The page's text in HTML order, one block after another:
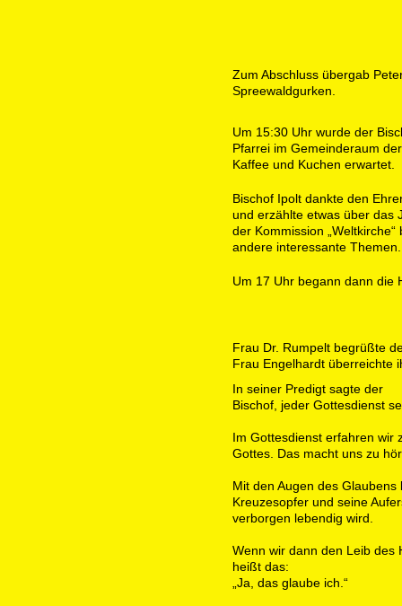
Zum Abschluss übergab
Spreewaldgurken.
Um 15:30 Uhr wurde der
Pfarrei im Gemeinderaum
Kaffee und Kuchen erwartet.
Bischof Ipolt dankte den
und erzählte etwas über das
der Kommission
andere interessante Themen.
Um 17 Uhr begann dann die
Frau Dr. Rumpelt begrüßte
Frau Engelhardt überreichte
In seiner Predigt sagte der
Bischof, jeder Gottesdienst
Im Gottesdienst erfahren wir
Gottes. Das macht uns zu
Mit den Augen des
Kreuzesopfer und seine
verborgen lebendig wird.
Wenn wir dann den Leib des
heißt das:
„Ja, das glaube ich.“